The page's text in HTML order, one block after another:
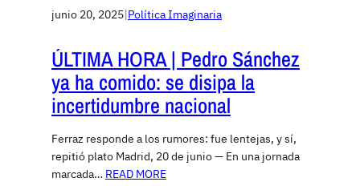
junio 20, 2025|Política Imaginaria
ÚLTIMA HORA | Pedro Sánchez
ya ha comido: se disipa la
incertidumbre nacional
Ferraz responde a los rumores: fue lentejas, y sí,
repitió plato Madrid, 20 de junio — En una jornada
marcada… READ MORE